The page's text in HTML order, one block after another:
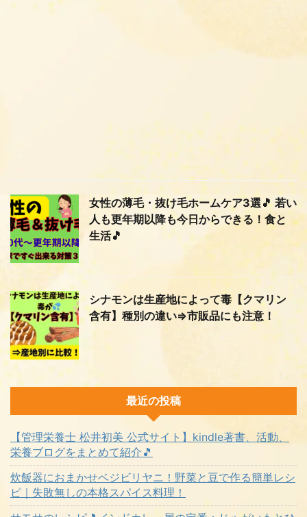
女性の薄毛・抜け毛ホームケア3選🎵 若い
人も更年期以降も今日からできる！食と
生活🎵
シナモンは生産地によって毒【クマリン
含有】種別の違い⇒市販品にも注意！
最近の投稿
【管理栄養士 松井初美 公式サイト】kindle著書、活動、
栄養ブログをまとめて紹介🎵
炊飯器におまかせベジビリヤニ！野菜と豆で作る簡単レシ
ピ｜失敗無しの本格スパイス料理！